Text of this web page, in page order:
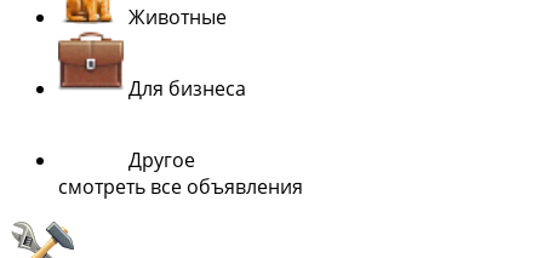
Животные
Для бизнеса
Другое
смотреть все объявления